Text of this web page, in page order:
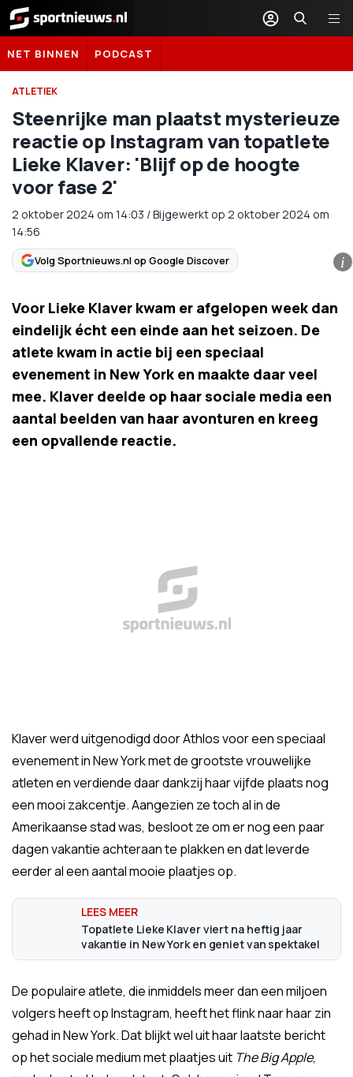
Sportnieuws.nl
NET BINNEN PODCAST
ATLETIEK
Steenrijke man plaatst mysterieuze
reactie op Instagram van topatlete
Lieke Klaver: 'Blijf op de hoogte
voor fase 2'
2 oktober 2024 om 14:03 /Bijgewerkt op 2 oktober 2024 om
14:56
Volg Sportnieuws.nl op Google Discover i
Voor Lieke Klaver kwam er afgelopen week dan
eindelijk écht een einde aan het seizoen. De
atlete kwam in actie bij een speciaal
evenement in New York en maakte daar veel
mee. Klaver deelde op haar sociale media een
aantal beelden van haar avonturen en kreeg
een opvallende reactie.
Klaver werd uitgenodigd door Athlos voor een speciaal
evenement in New York met de grootste vrouwelijke
atleten en verdiende daar dankzij haar vijfde plaats nog
een mooi zakcentje. Aangezien ze toch al in de
Amerikaanse stad was, besloot ze om er nog een paar
dagen vakantie achteraan te plakken en dat leverde
eerder al een aantal mooie plaatjes op.
Topatlete Lieke Klaver viert na heftig jaar
vakantie in New York en geniet van spektakel
De populaire atlete, die inmiddels meer dan een miljoen
volgers heeft op Instagram, heeft het flink naar haar zin
gehad in New York. Dat blijkt wel uit haar laatste bericht
op het sociale medium met plaatjes uit The Big Apple,